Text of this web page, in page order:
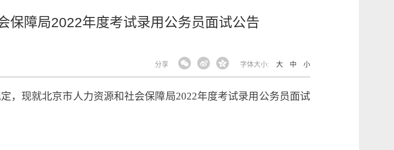
保障局2022年度考试录用公务员面试公告
字体大小: 大 中 小
分享
，现就北京市人力资源和社会保障局2022年度考试录用公务员面试